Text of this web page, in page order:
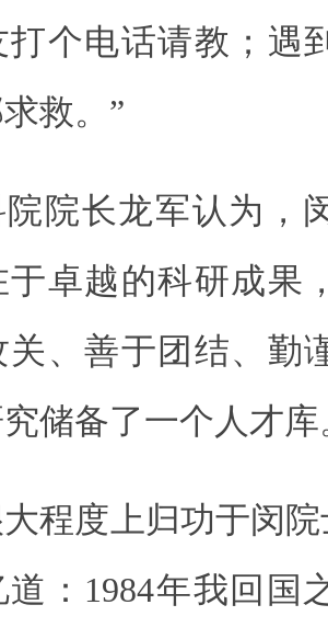
打个电话请教；遇
救。”
院长龙军认为，
于卓越的科研成果
关、善于团结、勤
储备了一个人才库
程度上归功于闵
：1984年我回国